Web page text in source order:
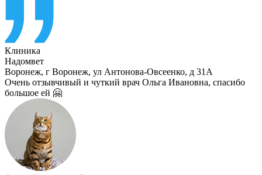
Клиника
Надомвет
Воронеж, г Воронеж, ул Антонова-Овсеенко, д 31А
Очень отзывчивый и чуткий врач Ольга Ивановна, спасибо
большое ей 🤗